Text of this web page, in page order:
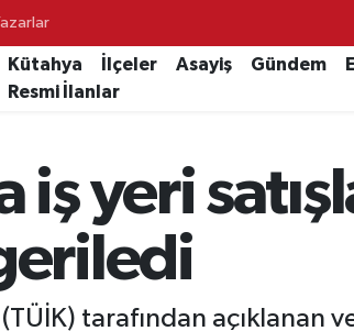
Kütahya İlçeler Asayiş Gündem
Resmi İlanlar
iş yeri
tarafından açıklanan